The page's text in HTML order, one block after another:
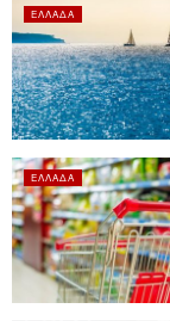
ΕΛΛΆΔΑ
ΕΛΛΆΔΑ